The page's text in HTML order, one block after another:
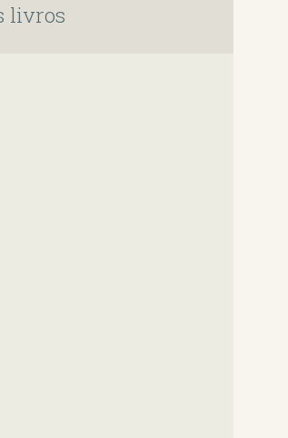
livros